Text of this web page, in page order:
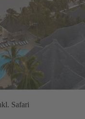
Safari